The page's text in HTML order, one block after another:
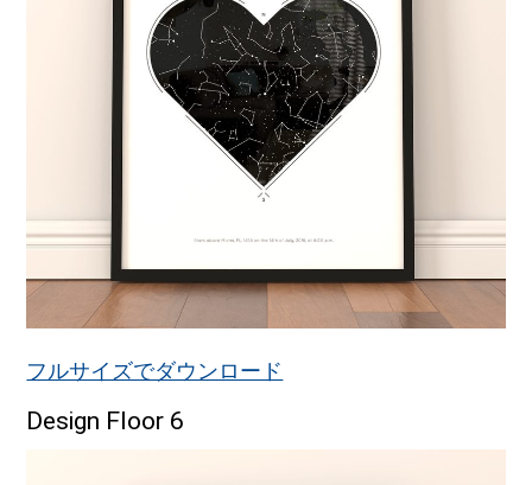
フルサイズでダウンロード
Design Floor 6